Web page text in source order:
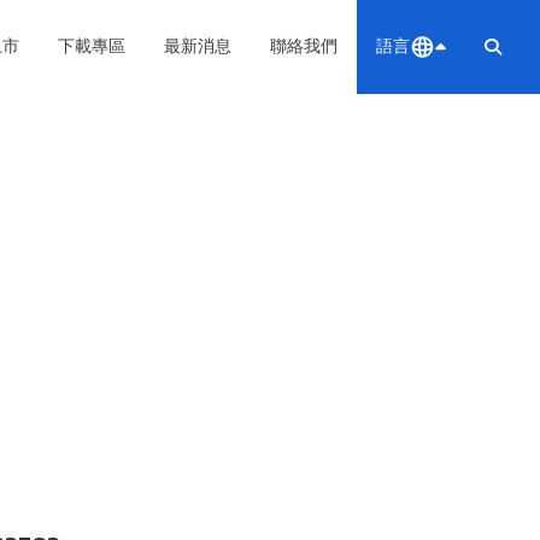
下載專區 最新消息 聯絡我們 語言